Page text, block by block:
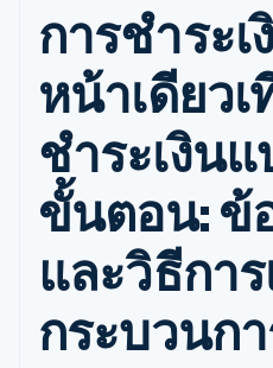
การชำระเงิน
ออนไลน์
Payment links
การชำระเงิน
เขียนโค้ด
Checkout
UI การชำระ
เงินสำเร็จรูป
Elements
องค์ประกอบ UI
ที่ยืดหยุ่น
วิธีการชำระ
เข้าถึงได้
มากกว่า 125
รายรับต
แบบแผ
หน้า
การเรีย
ใช้งาน
การชำร
ตามร
การจัด
การชำ
ตามร
ครั้งเดี
ตามแบ
คิดภาษี
ขายและ
ตามกรณีใช้ง
การค้าแบบใ
อีคอมเมิร์ซ
บริการทางก
รวมในตัว
การทำงานอั
การเงิน
ธุรกิจทั่วโลก
การชำระเงิ
การจัดการเ
แพลตฟอร์ม
ไลบรารีและ
Stripe Apps
คู่มือ
รับการชำร
ติดตั้งใช้งานก
สำเร็จรูป
สร้างแพลตฟอ
มาร์เก็ตเพลส
จัดการการชำ
เสนอการเรียก
การใช้งาน
คู่มือ
การสนับสนุน
รับการสนับส
แพ็กเกจการ
รับการจัดกา
บริการเฉพา
บริษัท
การชำระ
หน้าเดียว
ชำระเงิน
ขั้นตอน: ข้
และวิธีกา
กระบวนก